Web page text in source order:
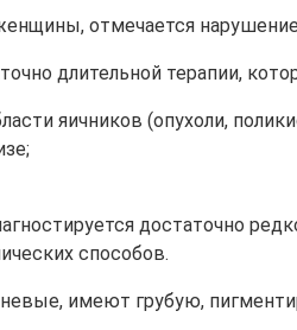
отмечается
длительной терапии,
яичников (опухоли,
достаточно
способов.
имеют грубую,